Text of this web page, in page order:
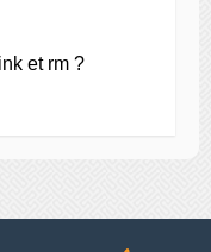
et rm ?